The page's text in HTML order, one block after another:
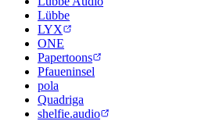
Lübbe
LYX
ONE
Papertoons
Pfaueninsel
pola
Quadriga
shelfie.audio